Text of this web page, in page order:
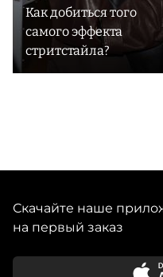
Как добиться того
самого эффекта
стритстайла?
Скачайте наше
на первый заказ